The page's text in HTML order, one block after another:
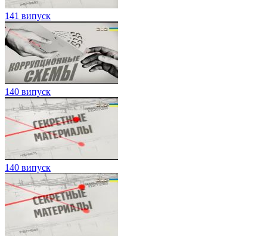
141 випуск
140 випуск
140 випуск